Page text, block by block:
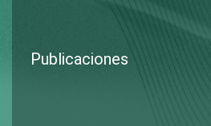
Publicaciones